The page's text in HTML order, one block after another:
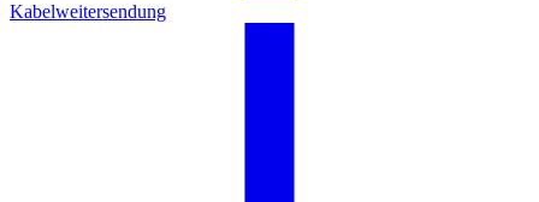
Kabelweitersendung